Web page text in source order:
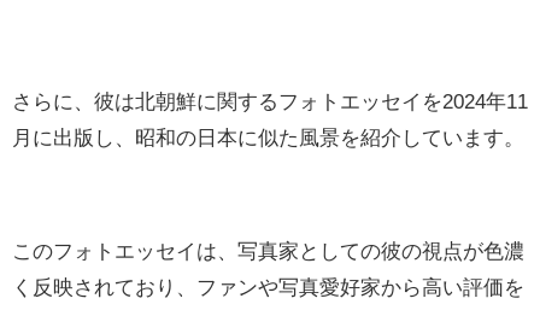
さらに、彼は北朝鮮に関するフォトエッセイを2024年11
月に出版し、昭和の日本に似た風景を紹介しています。
このフォトエッセイは、写真家としての彼の視点が色濃
く反映されており、ファンや写真愛好家から高い評価を